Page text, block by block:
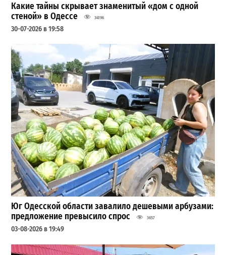
Какие тайны скрывает знаменитый «дом с одной
стеной» в Одессе
34196
30-07-2026 в 19:58
Юг Одесской области завалило дешевыми арбузами:
предложение превысило спрос
3657
03-08-2026 в 19:49